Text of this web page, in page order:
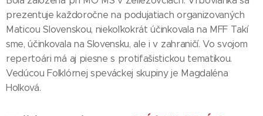
prezentuje každoročne na podujatiach organizovaných
Maticou Slovenskou, niekoľkokrát účinkovala na MFF Takí
sme, účinkovala na Slovensku, ale i v zahraničí. Vo svojom
repertoári má aj piesne s protifašistickou tematikou.
Vedúcou Folklórnej speváckej skupiny je Magdaléna
Holková.